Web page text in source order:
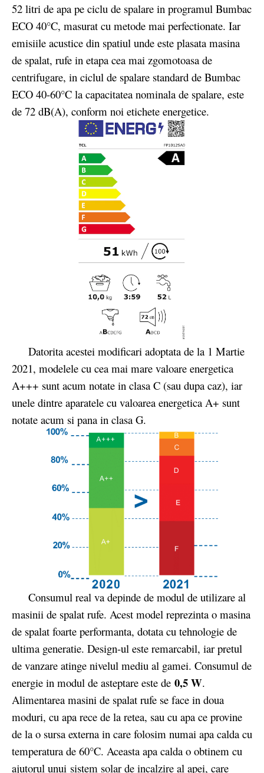
52 litri de apa pe ciclu de spalare in programul Bumbac
ECO 40°C, masurat cu metode mai perfectionate. Iar
emisiile acustice din spatiul unde este plasata masina
de spalat, rufe in etapa cea mai zgomotoasa de
centrifugare, in ciclul de spalare standard de Bumbac
ECO 40-60°C la capacitatea nominala de spalare, este
de 72 dB(A), conform noi etichete energetice.
Datorita acestei modificari adoptata de la 1 Martie
2021, modelele cu cea mai mare valoare energetica
A+++ sunt acum notate in clasa C (sau dupa caz), iar
unele dintre aparatele cu valoarea energetica A+ sunt
notate acum si pana in clasa G.
Consumul real va depinde de modul de utilizare al
masinii de spalat rufe. Acest model reprezinta o masina
de spalat foarte performanta, dotata cu tehnologie de
ultima generatie. Design-ul este remarcabil, iar pretul
de vanzare atinge nivelul mediu al gamei. Consumul de
energie in modul de asteptare este de 0,5 W.
Alimentarea masini de spalat rufe se face in doua
moduri, cu apa rece de la retea, sau cu apa ce provine
de la o sursa externa in care folosim numai apa calda cu
temperatura de 60°C. Aceasta apa calda o obtinem cu
ajutorul unui sistem solar de incalzire al apei, care